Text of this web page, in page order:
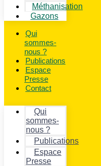
Méthanisation
Gazons
Qui
sommes-
nous ?
Publications
Espace
Presse
Contact
Qui
sommes-
nous ?
Publications
Espace
Presse